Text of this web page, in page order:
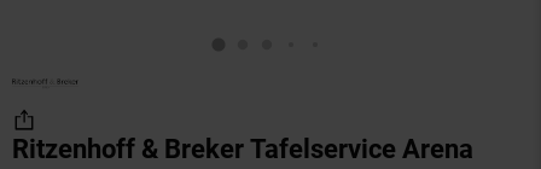
Ritzenhoff & Breker Tafelservice Arena